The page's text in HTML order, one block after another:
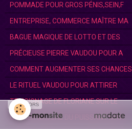
POMMADE POUR GROS PÉNIS,SEIN,F
ENTREPRISE, COMMERCE MAÎTRE MA
BAGUE MAGIQUE DE LOTTO ET DES
PRÉCIEUSE PIERRE VAUDOU POUR A
COMMENT AUGMENTER SES CHANCES
LE RITUEL VAUDOU POUR ATTIRER
TEMOIGNAGE DE FLORIANE SUR LE
COLLIER NATURE DU PUISSANT MAR
SPONSORS